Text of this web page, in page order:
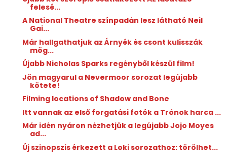
felesé...
A National Theatre színpadán lesz látható Neil
Gai...
Már hallgathatjuk az Árnyék és csont kulisszák
mög...
Újabb Nicholas Sparks regényből készül film!
Jön magyarul a Nevermoor sorozat legújabb
kötete!
Filming locations of Shadow and Bone
Itt vannak az első forgatási fotók a Trónok harca ...
Már idén nyáron nézhetjük a legújabb Jojo Moyes
ad...
Új szinopszis érkezett a Loki sorozathoz: törölhet...